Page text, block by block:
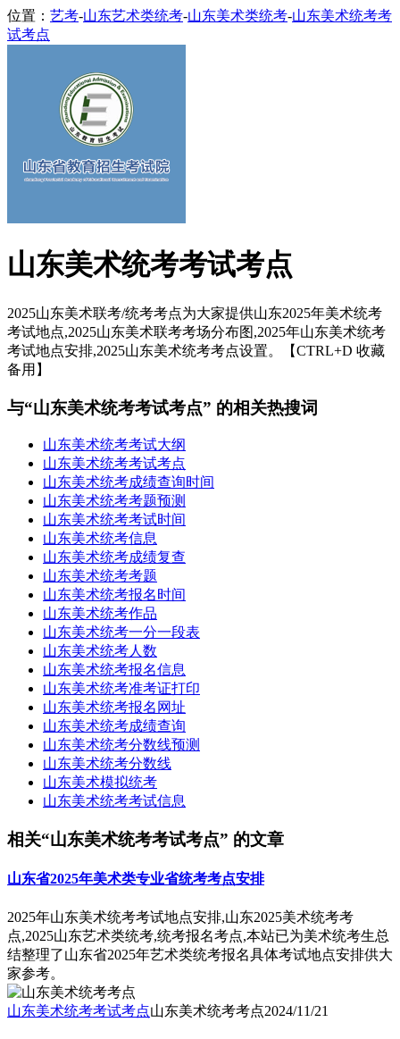
位置： 艺考-山东艺术类统考-山东美术类统考-山东美术统考考
试考点
山东美术统考考试考点
2025山东美术联考/统考考点为大家提供山东2025年美术统考
考试地点,2025山东美术联考考场分布图,2025年山东美术统考
考试地点安排,2025山东美术统考考点设置。【CTRL+D 收藏
备用】
与“山东美术统考考试考点” 的相关热搜词
山东美术统考考试大纲
山东美术统考考试考点
山东美术统考成绩查询时间
山东美术统考考题预测
山东美术统考考试时间
山东美术统考信息
山东美术统考成绩复查
山东美术统考考题
山东美术统考报名时间
山东美术统考作品
山东美术统考一分一段表
山东美术统考人数
山东美术统考报名信息
山东美术统考准考证打印
山东美术统考报名网址
山东美术统考成绩查询
山东美术统考分数线预测
山东美术统考分数线
山东美术模拟统考
山东美术统考考试信息
相关“山东美术统考考试考点” 的文章
山东省2025年美术类专业省统考考点安排
2025年山东美术统考考试地点安排,山东2025美术统考考
点,2025山东艺术类统考,统考报名考点,本站已为美术统考生总
结整理了山东省2025年艺术类统考报名具体考试地点安排供大
家参考。
山东美术统考考试考点山东美术统考考点2024/11/21